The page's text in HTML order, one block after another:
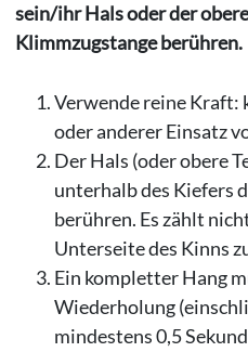
sein/ihr Hals oder der
Klimmzugstange berühren.
Verwende reine Kraft:
oder anderer Einsatz
Der Hals (oder obere
unterhalb des Kiefers
berühren. Es zählt
Unterseite des Kinns
Ein kompletter Hang
Wiederholung
mindestens 0,5